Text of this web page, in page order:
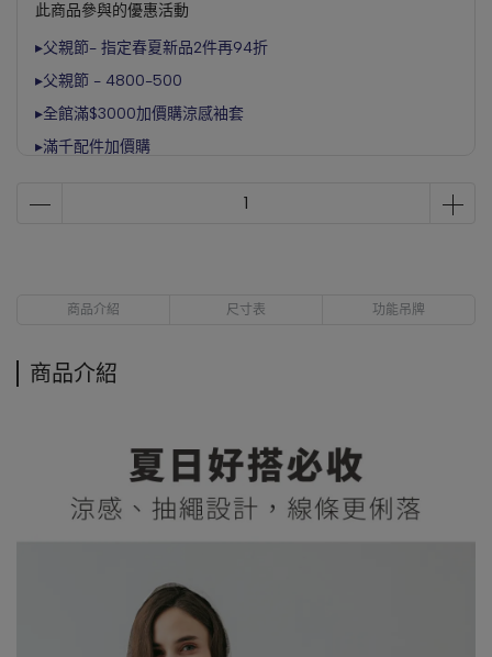
此商品參與的優惠活動
▸父親節- 指定春夏新品2件再94折
▸父親節 - 4800-500
▸全館滿$3000加價購涼感袖套
▸滿千配件加價購
商品介紹 尺寸表 功能吊牌
商品介紹